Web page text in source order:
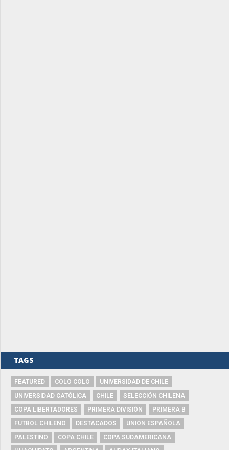
TAGS
FEATURED COLO COLO
UNIVERSIDAD DE CHILE
UNIVERSIDAD CATÓLICA
CHILE
SELECCIÓN CHILENA
COPA LIBERTADORES
PRIMERA DIVISIÓN
PRIMERA B
FUTBOL CHILENO
DESTACADOS
UNIÓN ESPAÑOLA
PALESTINO
COPA CHILE
COPA SUDAMERICANA